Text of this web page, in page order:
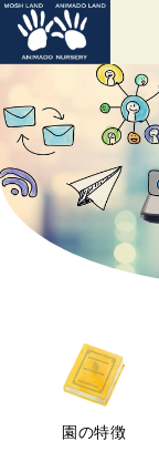
園の特徴